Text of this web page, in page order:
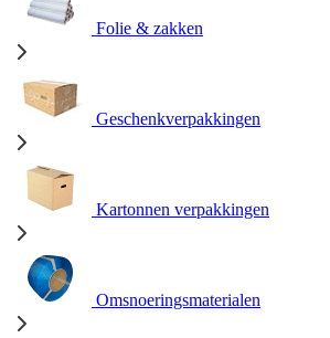
Folie & zakken
Geschenkverpakkingen
Kartonnen verpakkingen
Omsnoeringsmaterialen